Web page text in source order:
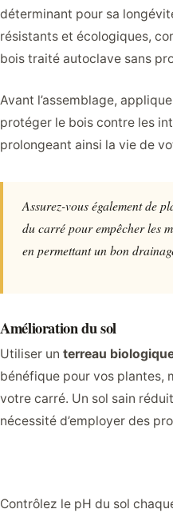
déterminant pour sa
résistants et écologiques,
bois traité autoclave sans
Avant l’assemblage,
protéger le bois contre les
prolongeant ainsi la vie de
Assurez-vous également de
du carré pour empêcher les
en permettant un bon
Amélioration du sol
Utiliser un terreau
bénéfique pour vos plantes,
votre carré. Un sol sain
nécessité d’employer des
Contrôlez le pH du sol